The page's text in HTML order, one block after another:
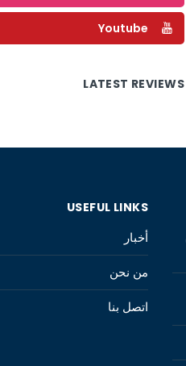
Youtube
LATEST REVIEWS
USEFUL LINKS
أخبار
من نحن
اتصل بنا